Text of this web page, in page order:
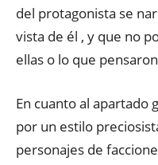
del protagonista se
vista de él , y que no
ellas o lo que
En cuanto al apartado
por un estilo
personajes de